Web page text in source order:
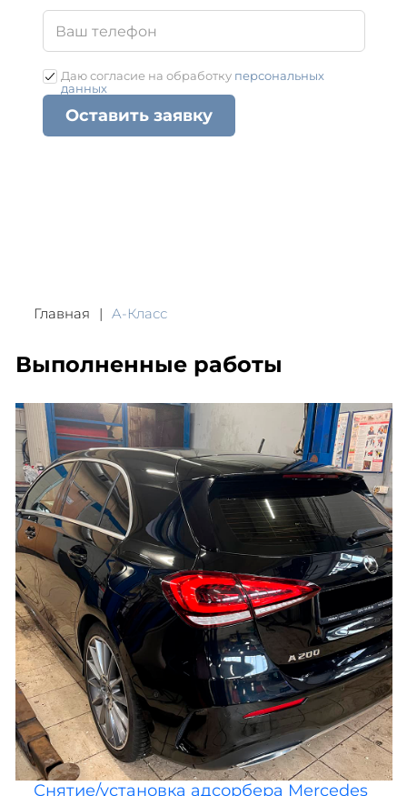
Даю согласие на обработку персональных
данных
Оставить заявку
Главная A-Класс
Выполненные работы
Снятие/установка адсорбера Mercedes